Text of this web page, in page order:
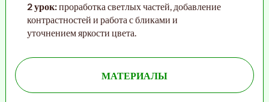
2 урок:проработка светлых частей, добавление
контрастностей и работа с бликами и
уточнением яркости цвета.
МАТЕРИАЛЫ